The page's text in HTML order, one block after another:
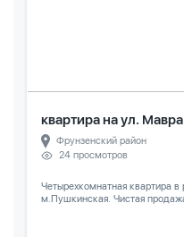
квартира на ул.
Фрунзенский район
24 просмотров
Четырехкомнатная квартира
м.Пушкинская. Чистая